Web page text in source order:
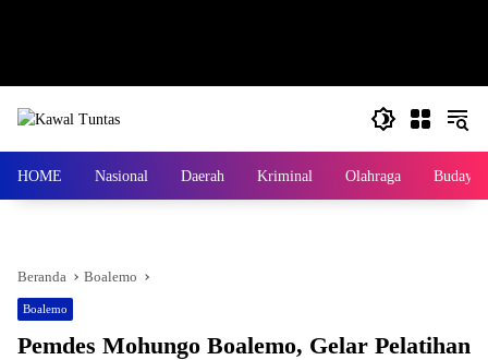
HOME Nasional Daerah Kriminal Olahraga Budaya
Beranda Boalemo
Boalemo
Pemdes Mohungo Boalemo, Gelar Pelatihan